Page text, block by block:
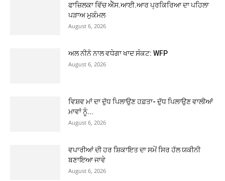
ਫਾਜ਼ਿਲਕਾ ਵਿੱਚ ਐੱਸ.ਆਈ.ਆਰ ਪ੍ਰਕਿਰਿਆ ਦਾ ਪਹਿਲਾ
ਪੜਾਅ ਮੁਕੰਮਲ
August 6, 2026
ਅਲ ਨੀਨੋ ਨਾਲ ਵਧੇਗਾ ਖਾਦ ਸੰਕਟ: WFP
August 6, 2026
ਵਿਸ਼ਵ ਮਾਂ ਦਾ ਦੁੱਧ ਪਿਲਾਉਣ ਹਫ਼ਤਾ- ਦੁੱਧ ਪਿਲਾਉਣ ਵਾਲੀਆਂ
ਮਾਵਾਂ ਨੂੰ...
August 6, 2026
ਵਪਾਰੀਆਂ ਦੀ ਹਰ ਸ਼ਿਕਾਇਤ ਦਾ ਸਮੇਂ ਸਿਰ ਹੱਲ ਯਕੀਨੀ
ਬਣਾਇਆ ਜਾਵੇ
August 6, 2026